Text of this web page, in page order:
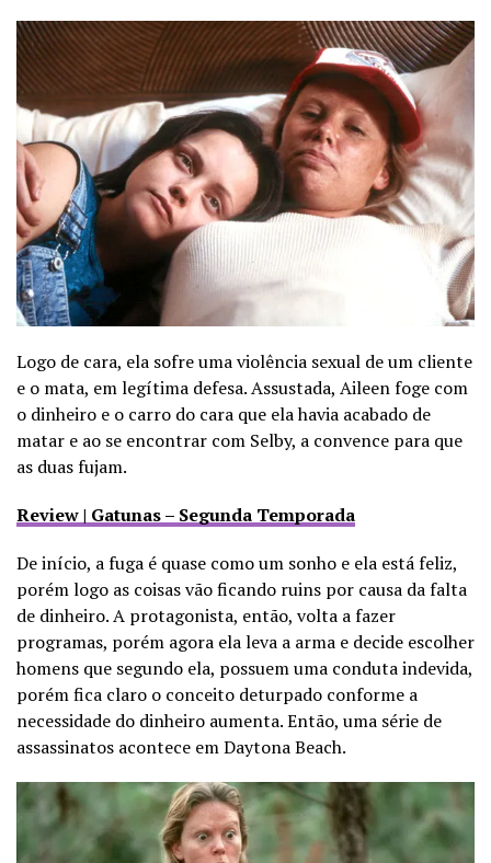
Logo de cara, ela sofre uma violência sexual de um cliente
e o mata, em legítima defesa. Assustada, Aileen foge com
o dinheiro e o carro do cara que ela havia acabado de
matar e ao se encontrar com Selby, a convence para que
as duas fujam.
Review | Gatunas – Segunda Temporada
De início, a fuga é quase como um sonho e ela está feliz,
porém logo as coisas vão ficando ruins por causa da falta
de dinheiro. A protagonista, então, volta a fazer
programas, porém agora ela leva a arma e decide escolher
homens que segundo ela, possuem uma conduta indevida,
porém fica claro o conceito deturpado conforme a
necessidade do dinheiro aumenta. Então, uma série de
assassinatos acontece em Daytona Beach.